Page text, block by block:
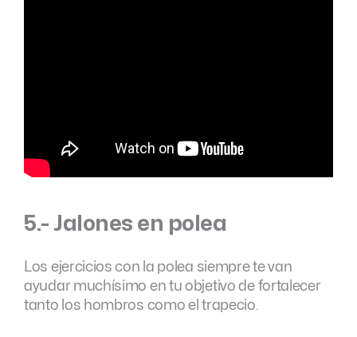
5.- Jalones en polea
Los ejercicios con la polea siempre te van
ayudar muchísimo en tu objetivo de fortalecer
tanto los hombros como el trapecio.